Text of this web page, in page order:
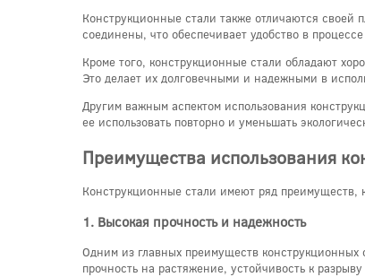
Конструкционные стали также отличаются своей
соединены, что обеспечивает удобство в процессе
Кроме того, конструкционные стали обладают
Это делает их долговечными и надежными в
Другим важным аспектом использования
ее использовать повторно и уменьшать
Преимущества использования
Конструкционные стали имеют ряд преимуществ,
1. Высокая прочность и надежность
Одним из главных преимуществ конструкционных
прочность на растяжение, устойчивость к